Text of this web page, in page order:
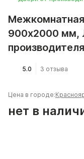
900x2000 мм,
5.0 3 отзыва
Цена в городе:
нет в